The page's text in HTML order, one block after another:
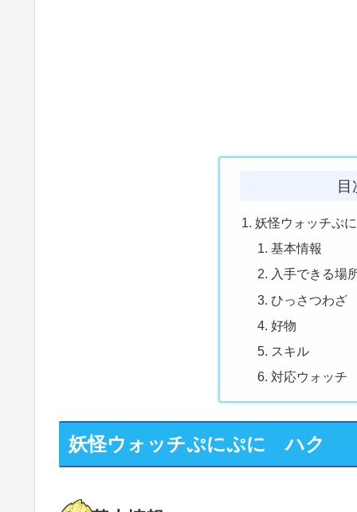
目
妖怪ウォッチぷ
基本情報
入手できる場
ひっさつわざ
好物
スキル
対応ウォッチ
妖怪ウォッチぷにぷに ハク